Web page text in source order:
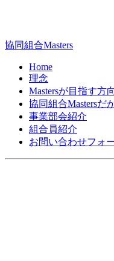
ョ
ン
協同組合Masters
Home
理念
Mastersが目指す方
協同組合Mastersだ
事業部会紹介
組合員紹介
お問い合わせフォ